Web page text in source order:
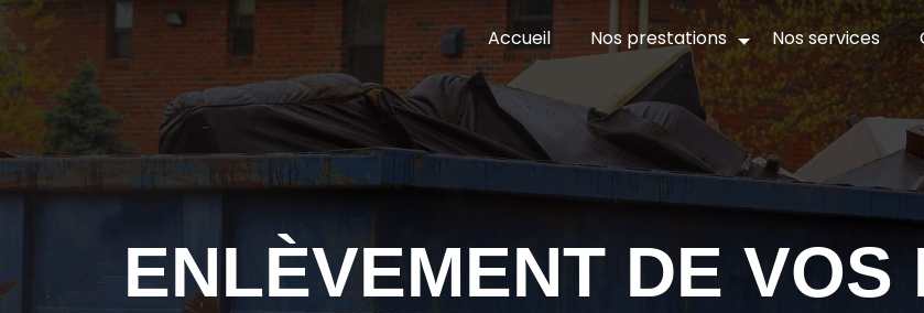
Accueil Nos prestations Nos services
ENLÈVEMENT DE VOS
Panneau de gestion des cookies